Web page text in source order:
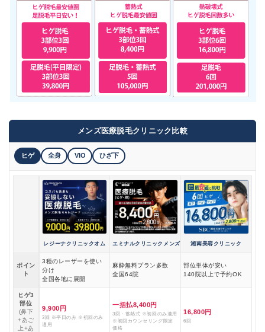
メンズ医療脱毛クリニック比較
ヒゲ 全身 VIO ひざ下
レジーナクリニックオム エミナルクリニックメンズ 湘南美容クリニック
ポイン
ト
3種のレーザーを使い
分け
全国各地に展開
麻酔無料プラン多数
全国64院
部位単体が安い
140院以上で予約OK
ヒゲ3
部位
(鼻下
+あご
上+あ
9,900円
3回 ※平日のみ ※初回のみ
適用
一括払8,400円
3回・蓄熱式 ※初回のみ適用
※初回カウンセリング限定
価格
16,800円
6回